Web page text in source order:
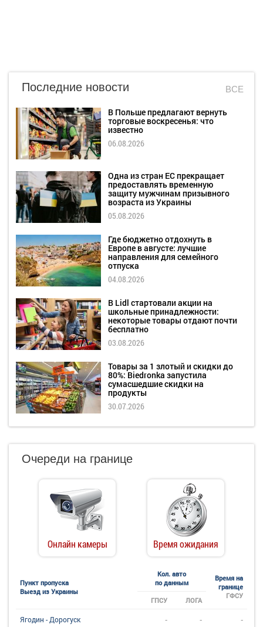
Последние новости ВСЕ
В Польше предлагают вернуть
торговые воскресенья: что
известно
06.08.2026
Одна из стран ЕС прекращает
предоставлять временную
защиту мужчинам призывного
возраста из Украины
05.08.2026
Где бюджетно отдохнуть в
Европе в августе: лучшие
направления для семейного
отпуска
04.08.2026
В Lidl стартовали акции на
школьные принадлежности:
некоторые товары отдают почти
бесплатно
03.08.2026
Товары за 1 злотый и скидки до
80%: Biedronka запустила
сумасшедшие скидки на
продукты
30.07.2026
Очереди на границе
Онлайн камеры Время ожидания
Пункт пропуска
Выезд из Украины
Кол. авто
по данным
Время на
границе
ГФСУ
ГПСУ ЛОГА
Ягодин - Дорогуск - - -